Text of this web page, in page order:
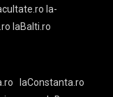
la-
laBalti.ro
laConstanta.ro